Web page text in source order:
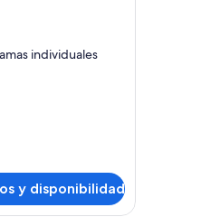
individuales
y disponibilidad